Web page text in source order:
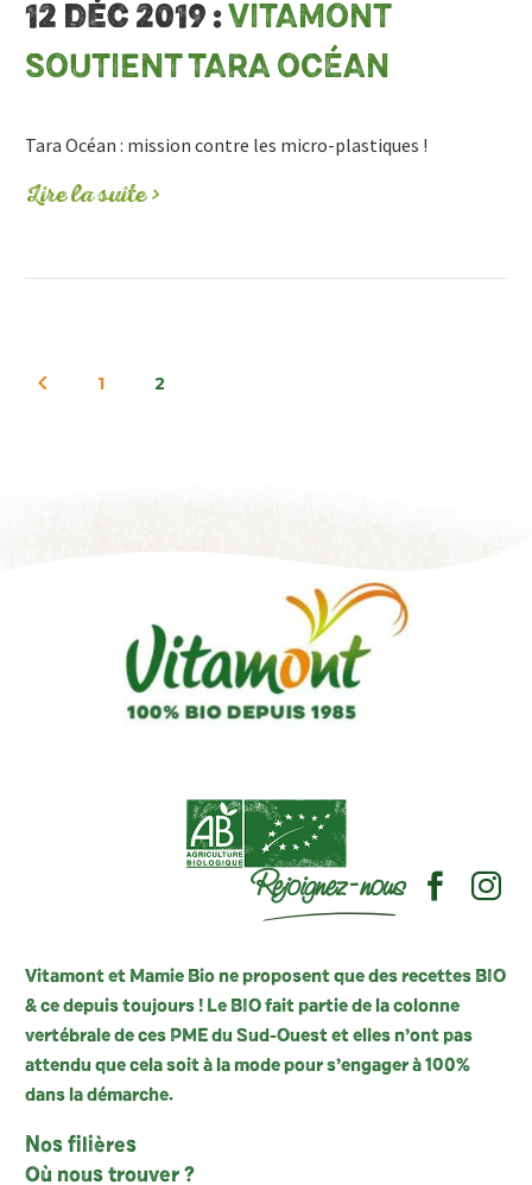
12 DÉC 2019 :VITAMONT
SOUTIENT TARA OCÉAN
Tara Océan : mission contre les micro-plastiques !
Lire la suite >
1 2
Rejoignez-nous
Vitamont et Mamie Bio ne proposent que des recettes BIO
& ce depuis toujours ! Le BIO fait partie de la colonne
vertébrale de ces PME du Sud-Ouest et elles n’ont pas
attendu que cela soit à la mode pour s’engager à 100%
dans la démarche.
Nos filières
Où nous trouver ?